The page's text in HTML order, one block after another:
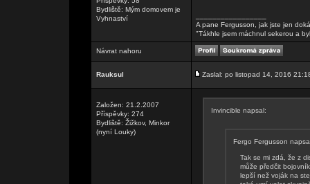
Bydliště: Mým domovem je
Vyhnaství
A pane Fergusson, jak jste jen
"Tákhle jsem máchnul sekerou a
Návrat nahoru
Rauksul Zaslal: po listopad 14, 2016
Založen: 21.2.2007
Příspěvky: 274
Bydliště: Žižkov, Minkor
(nyní Louky)
Invincible napsal:
Fergo Fergusson
Tak se mi zdá, že z
může předčit
lepší než voják na